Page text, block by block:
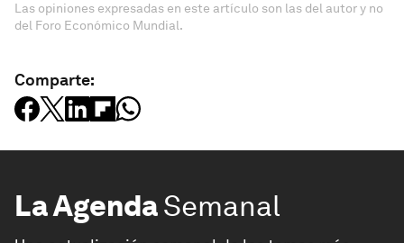
Las opiniones expresadas en este artículo son las del autor y no
del Foro Económico Mundial.
Comparte:
La AgendaSemanal